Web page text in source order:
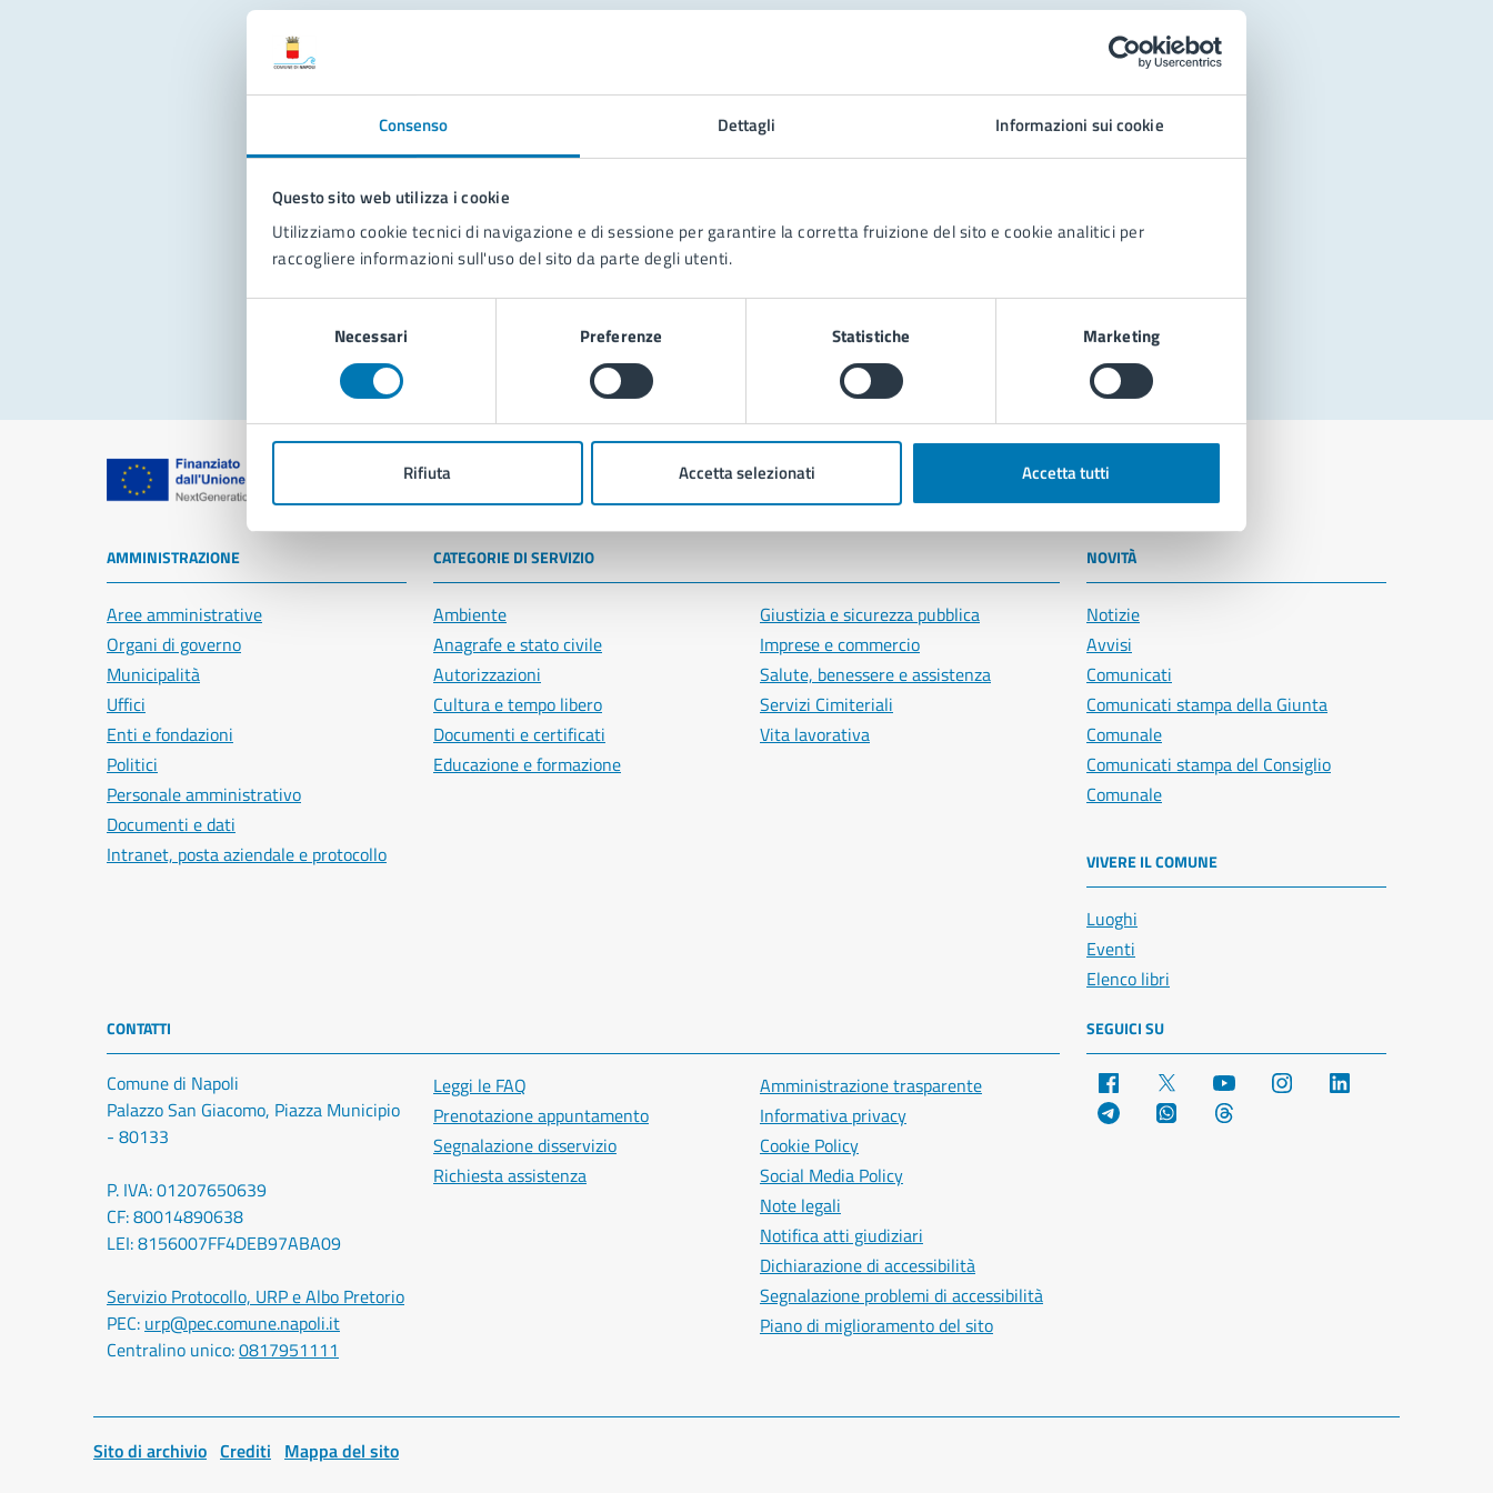
Consenso Dettagli Informazioni sui cookie
Questo sito web utilizza i cookie
Utilizziamo cookie tecnici di navigazione e di sessione per garantire la corretta fruizione del sito e cookie analitici per
raccogliere informazioni sull'uso del sito da parte degli utenti.
Necessari Preferenze Statistiche Marketing
Rifiuta Accetta selezionati Accetta tutti
Problemi in città
Segnala disservizio
Comune di Napoli
AMMINISTRAZIONE
Aree amministrative
Organi di governo
Municipalità
Uffici
Enti e fondazioni
Politici
Personale amministrativo
Documenti e dati
Intranet, posta aziendale e protocollo
CATEGORIE DI SERVIZIO
Ambiente
Anagrafe e stato civile
Autorizzazioni
Cultura e tempo libero
Documenti e certificati
Educazione e formazione
Giustizia e sicurezza pubblica
Imprese e commercio
Salute, benessere e assistenza
Servizi Cimiteriali
Vita lavorativa
NOVITÀ
Notizie
Avvisi
Comunicati
Comunicati stampa della Giunta
Comunale
Comunicati stampa del Consiglio
Comunale
VIVERE IL COMUNE
Luoghi
Eventi
Elenco libri
CONTATTI
Comune di Napoli
Palazzo San Giacomo, Piazza Municipio
- 80133
P. IVA: 01207650639
CF: 80014890638
LEI: 8156007FF4DEB97ABA09
Servizio Protocollo, URP e Albo Pretorio
PEC: urp@pec.comune.napoli.it
Centralino unico:0817951111
Leggi le FAQ
Prenotazione appuntamento
Segnalazione disservizio
Richiesta assistenza
Amministrazione trasparente
Informativa privacy
Cookie Policy
Social Media Policy
Note legali
Notifica atti giudiziari
Dichiarazione di accessibilità
Segnalazione problemi di accessibilità
Piano di miglioramento del sito
SEGUICI SU
Facebook YouTube Instagram
Telegram WhatsApp
Sito di archivio Crediti Mappa del sito